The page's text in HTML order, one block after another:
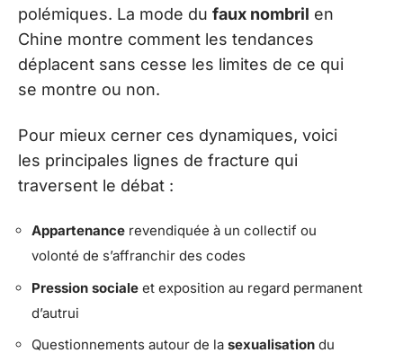
polémiques. La mode du faux nombril en
Chine montre comment les tendances
déplacent sans cesse les limites de ce qui
se montre ou non.
Pour mieux cerner ces dynamiques, voici
les principales lignes de fracture qui
traversent le débat :
Appartenance revendiquée à un collectif ou
volonté de s’affranchir des codes
Pression sociale et exposition au regard permanent
d’autrui
Questionnements autour de la sexualisation du